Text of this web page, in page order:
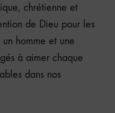
chrétienne et
de Dieu pour les
homme et une
à aimer chaque
dans nos